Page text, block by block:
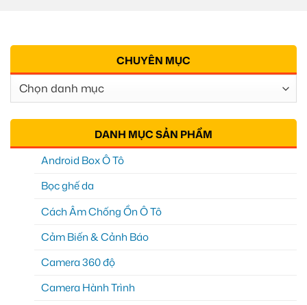
CHUYÊN MỤC
Chuyên
Mục
DANH MỤC SẢN PHẨM
Android Box Ô Tô
Bọc ghế da
Cách Âm Chống Ồn Ô Tô
Cảm Biến & Cảnh Báo
Camera 360 độ
Camera Hành Trình